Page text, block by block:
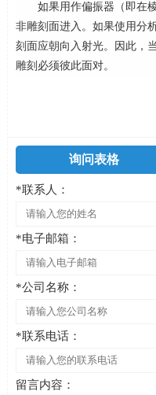
如果用作偏振器（即在
非雕刻面进入。如果使用分
刻面应朝向入射光。因此，
雕刻必须彼此面对。
询问表格
*联系人：
*电子邮箱：
*公司名称：
*联系电话：
留言内容：